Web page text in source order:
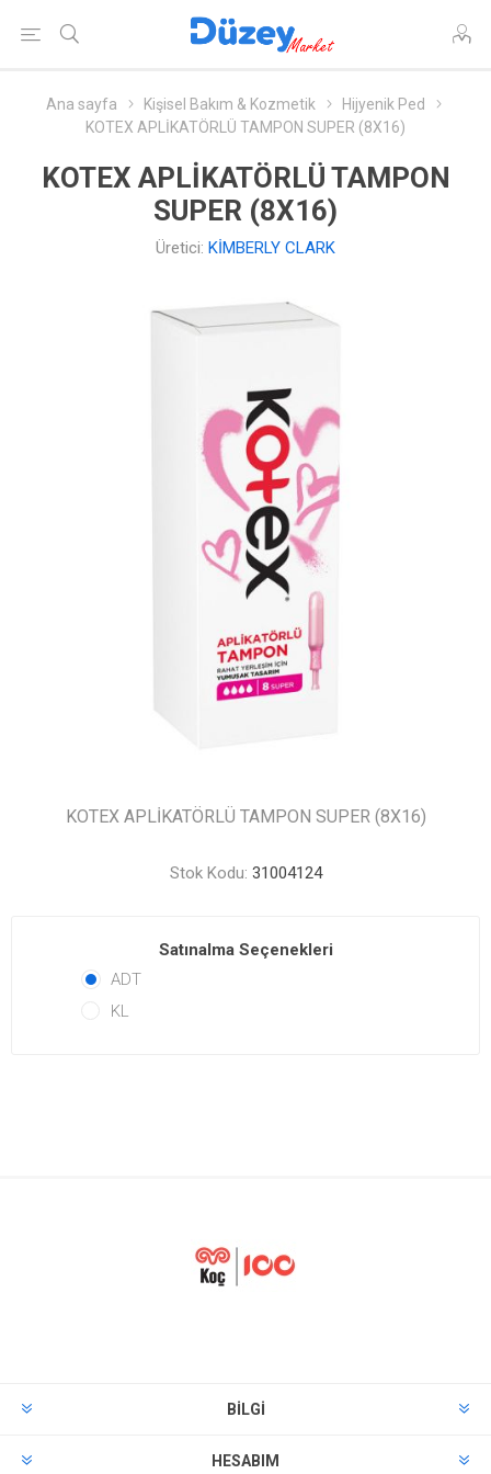
Ana sayfa Kişisel Bakım & Kozmetik
Hijyenik Ped
KOTEX APLİKATÖRLÜ TAMPON SUPER (8X16)
KOTEX APLİKATÖRLÜ TAMPON
SUPER (8X16)
Üretici: KİMBERLY CLARK
KOTEX APLİKATÖRLÜ TAMPON SUPER (8X16)
Stok Kodu: 31004124
Satınalma Seçenekleri
ADT
KL
BILGI
HESABIM